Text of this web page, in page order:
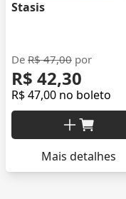
Stasis
De R$ 47,00 por
R$ 42,30
R$ 47,00 no boleto
Mais detalhes